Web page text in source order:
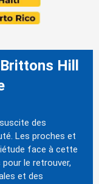
Hill
des
Les proches et
face à cette
le retrouver,
et des